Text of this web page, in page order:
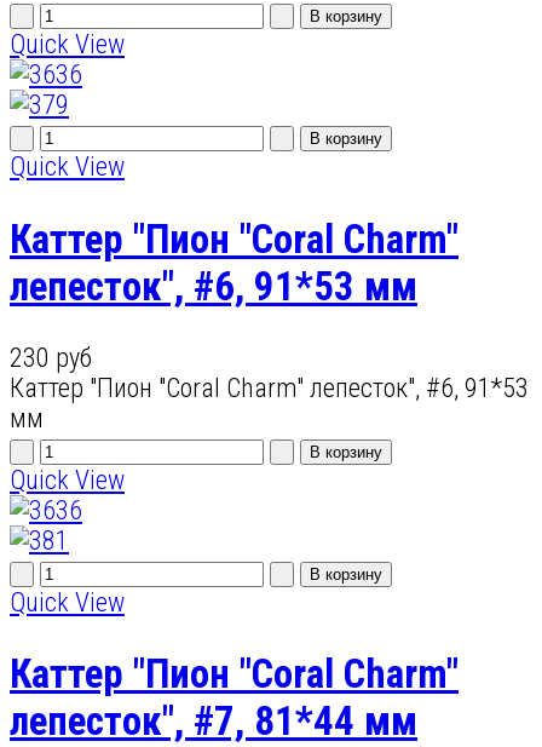
Quick View
Quick View
Каттер "Пион "Coral Charm"
лепесток", #6, 91*53 мм
230 руб
Каттер "Пион "Coral Charm" лепесток", #6, 91*53
мм
Quick View
Quick View
Каттер "Пион "Coral Charm"
лепесток", #7, 81*44 мм